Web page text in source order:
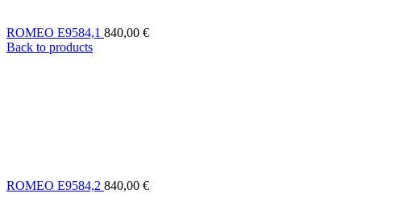
ROMEO Ε9584,1 840,00 €
Back to products
ROMEO Ε9584,2 840,00 €